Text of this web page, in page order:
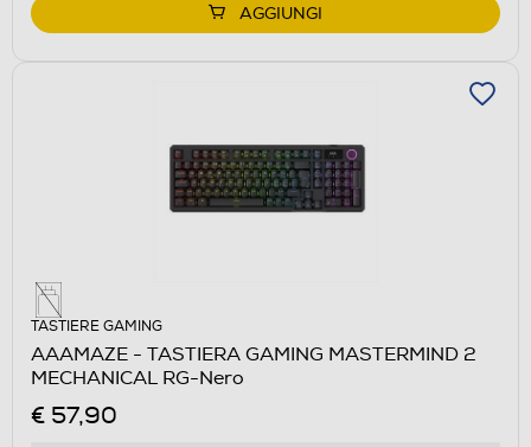
AGGIUNGI
TASTIERE GAMING
AAAMAZE - TASTIERA GAMING MASTERMIND 2
MECHANICAL RG-Nero
€ 57,90